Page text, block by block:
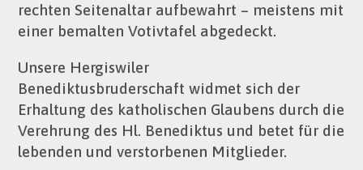
rechten Seitenaltar aufbewahrt – meistens mit
einer bemalten Votivtafel abgedeckt.
Unsere Hergiswiler
Benediktusbruderschaft widmet sich der
Erhaltung des katholischen Glaubens durch die
Verehrung des Hl. Benediktus und betet für die
lebenden und verstorbenen Mitglieder.